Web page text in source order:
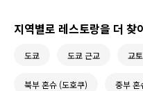
지역별로 레스토랑을 더 찾
도쿄 도쿄 근교 교
북부 혼슈 (도호쿠) 중부 혼